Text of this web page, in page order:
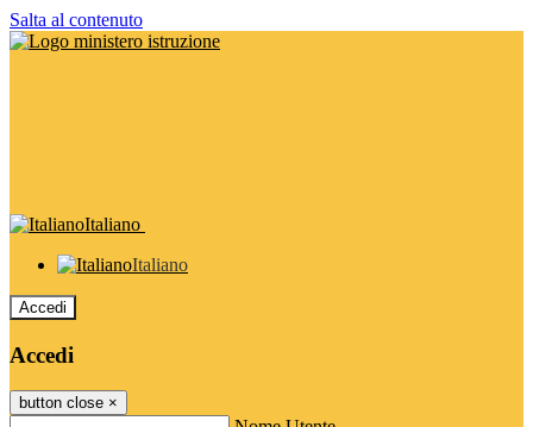
Salta al contenuto
Italiano
Italiano
Accedi
Accedi
button close ×